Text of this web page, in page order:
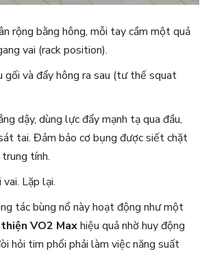
rộng bằng hông, mỗi tay cầm một quả
vai (rack position).
gối và đẩy hông ra sau (tư thế squat
dậy, dùng lực đẩy mạnh tạ qua đầu,
tai. Đảm bảo cơ bụng được siết chặt
tính.
Lặp lại.
tác bùng nổ này hoạt động như một
VO2 Maxhiệu quả nhờ huy động
hỏi tim phổi phải làm việc năng suất